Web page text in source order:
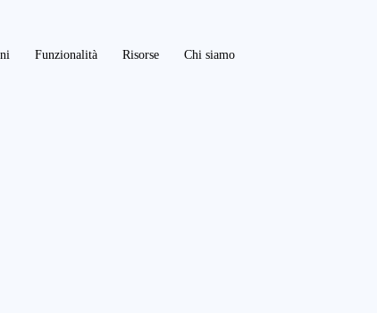
Funzionalità Risorse Chi siamo